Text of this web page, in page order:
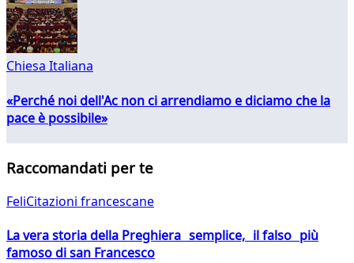
Chiesa Italiana
«Perché noi dell'Ac non ci arrendiamo e diciamo che la
pace è possibile»
Raccomandati per te
FeliCitazioni francescane
La vera storia della Preghiera semplice, il falso più
famoso di san Francesco